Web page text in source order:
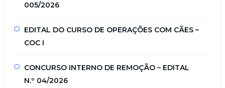
005/2026
EDITAL DO CURSO DE OPERAÇÕES COM CÃES –
COC I
CONCURSO INTERNO DE REMOÇÃO – EDITAL
N.º 04/2026